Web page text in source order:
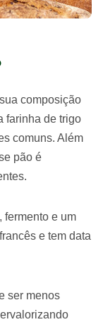
composição
farinha de trigo
comuns. Além
pão é
fermento e um
e tem data
ser menos